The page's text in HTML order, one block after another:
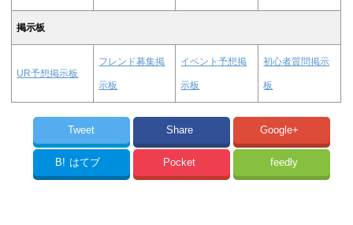
掲示板
UR予想掲示板
フレンド募集掲
示板
イベント予想掲
示板
初心者質問掲示
板
Tweet Share Google+
B! はてブ Pocket feedly